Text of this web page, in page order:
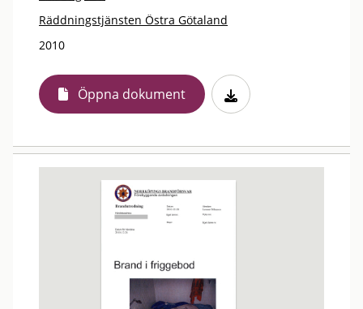
Räddningstjänsten Östra Götaland
2010
Öppna dokument